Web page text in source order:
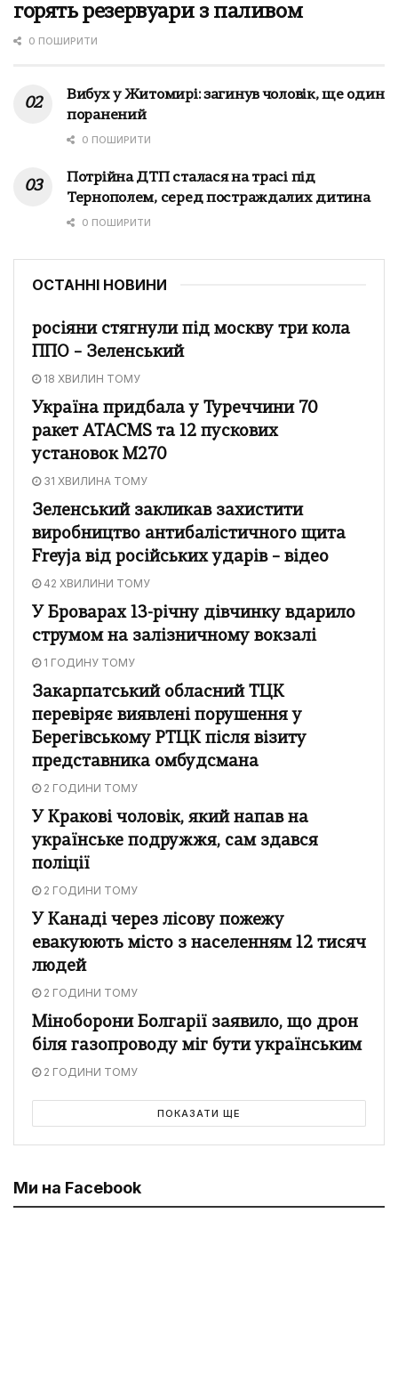
горять резервуари з паливом
0 ПОШИРИТИ
Вибух у Житомирі: загинув чоловік, ще один
поранений
0 ПОШИРИТИ
Потрійна ДТП сталася на трасі під
Тернополем, серед постраждалих дитина
0 ПОШИРИТИ
ОСТАННІ НОВИНИ
росіяни стягнули під москву три кола
ППО – Зеленський
18 ХВИЛИН ТОМУ
Україна придбала у Туреччини 70
ракет ATACMS та 12 пускових
установок M270
31 ХВИЛИНА ТОМУ
Зеленський закликав захистити
виробництво антибалістичного щита
Freyja від російських ударів – відео
42 ХВИЛИНИ ТОМУ
У Броварах 13-річну дівчинку вдарило
струмом на залізничному вокзалі
1 ГОДИНУ ТОМУ
Закарпатський обласний ТЦК
перевіряє виявлені порушення у
Берегівському РТЦК після візиту
представника омбудсмана
2 ГОДИНИ ТОМУ
У Кракові чоловік, який напав на
українське подружжя, сам здався
поліції
2 ГОДИНИ ТОМУ
У Канаді через лісову пожежу
евакуюють місто з населенням 12 тисяч
людей
2 ГОДИНИ ТОМУ
Міноборони Болгарії заявило, що дрон
біля газопроводу міг бути українським
2 ГОДИНИ ТОМУ
ПОКАЗАТИ ЩЕ
Ми на Facebook